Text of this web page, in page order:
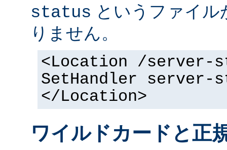
status というファイ
りません。
<Location /server-
SetHandler server-
</Location>
ワイルドカードと正